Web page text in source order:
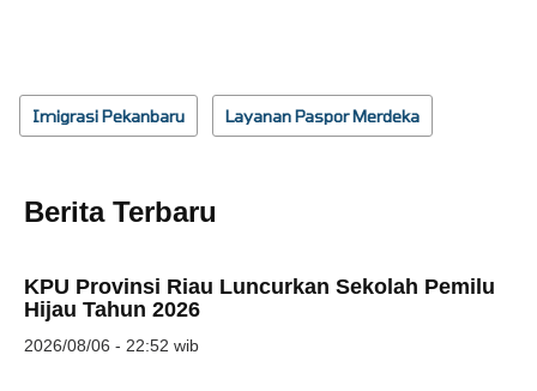
Imigrasi Pekanbaru Layanan Paspor Merdeka
Berita Terbaru
KPU Provinsi Riau Luncurkan Sekolah Pemilu
Hijau Tahun 2026
2026/08/06 - 22:52 wib